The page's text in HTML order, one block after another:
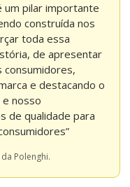
um pilar importante
construída nos
toda essa
de apresentar
e destacando o
e nosso
de qualidade para
Polenghi.